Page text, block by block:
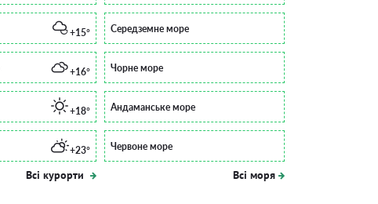
+15°
+16°
+18°
+23°
Всі курорти
Середземне море
Чорне море
Андаманське море
Червоне море
Всі моря